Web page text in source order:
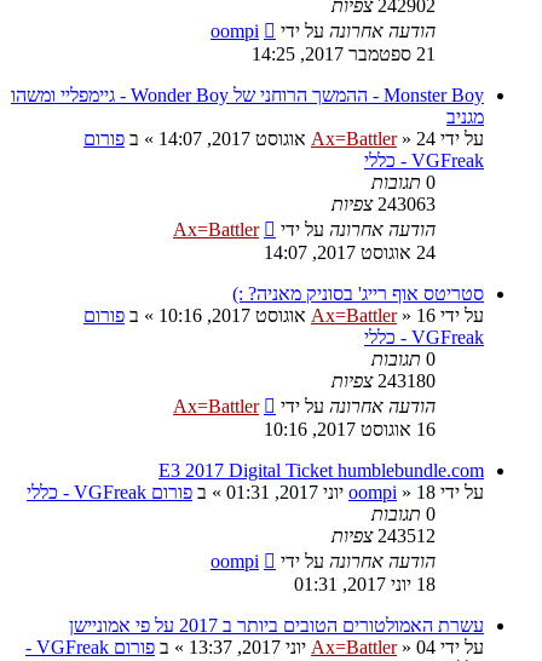
242902 צפיות
הודעה אחרונה על ידי
oompi
21 ספטמבר 2017, 14:25
Monster Boy - ההמשך הרוחני של Wonder Boy - גיימפליי ומשהו
מגניב
על ידי
Ax=Battler» 24 אוגוסט 2017, 14:07 » ב פורום
VGFreak - כללי
0 תגובות
243063 צפיות
הודעה אחרונה על ידי
Ax=Battler
24 אוגוסט 2017, 14:07
סטריטס אוף רייג' בסוניק מאניה? :)
על ידי
Ax=Battler» 16 אוגוסט 2017, 10:16 » ב פורום
VGFreak - כללי
0 תגובות
243180 צפיות
הודעה אחרונה על ידי
Ax=Battler
16 אוגוסט 2017, 10:16
E3 2017 Digital Ticket humblebundle.com
על ידי
oompi » 18 יוני 2017, 01:31 » ב פורום VGFreak - כללי
0 תגובות
243512 צפיות
הודעה אחרונה על ידי
oompi
18 יוני 2017, 01:31
עשרת האמולטורים הטובים ביותר ב 2017 על פי אמוניישן
על ידי
Ax=Battler» 04 יוני 2017, 13:37 » ב
פורום VGFreak -